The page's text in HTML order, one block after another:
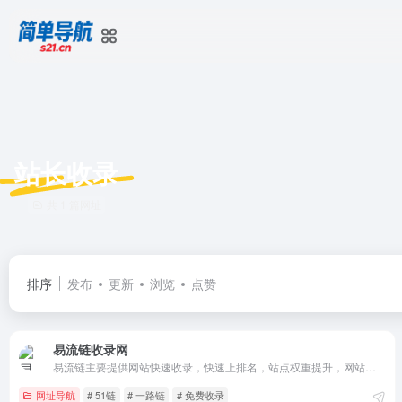
站长收录
排序 发布 更新 浏览 点赞
易流链收录网
网址导航 # 51链 # 一路链 # 免费收录